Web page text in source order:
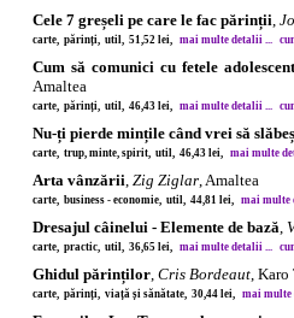
Cele 7 greșeli pe care le fac părinții,
carte, părinți, util, 51,52 lei, mai multe detalii ...
Cum să comunici cu fetele
Amaltea
carte, părinți, util, 46,43 lei, mai multe detalii ...
Nu-ți pierde mințile când vrei să
carte, trup, minte, spirit, util, 46,43 lei, mai multe
Arta vânzării, Zig Ziglar, Amaltea
carte, business - economie, util, 44,81 lei, mai multe
Dresajul câinelui - Elemente de bază,
carte, practic, util, 36,65 lei, mai multe detalii ...
Ghidul părinților, Cris Bordeaut, Karo
carte, părinți, viață și sănătate, 30,44 lei, mai multe